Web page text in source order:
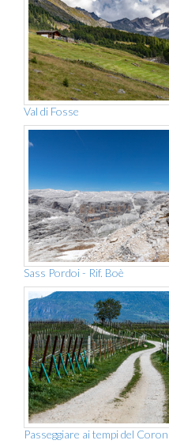
Val di Fosse
Sass Pordoi - Rif. Boè
Passeggiare ai tempi del